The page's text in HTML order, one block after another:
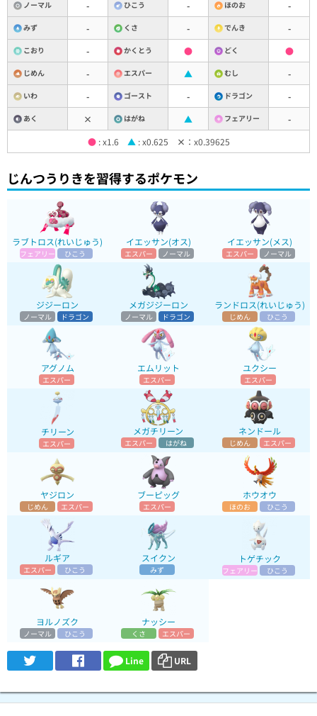
ノーマル - ひこう - ほのお -
みず - くさ - でんき -
こおり - かくとう ● どく ●
じめん - エスパー ▲ むし -
いわ - ゴースト - ドラゴン -
あく × はがね ▲ フェアリー
-
●: x1.6 ▲ : x0.625 × ：x0.39625
じんつうりきを習得するポケモン
ラブトロス(れいじゅう)
フェアリー ひこう
イエッサン(オス)
エスパー ノーマル
イエッサン(メス)
エスパー ノーマル
ジジーロン
ノーマル ドラゴン
メガジジーロン
ノーマル ドラゴン
ランドロス(れいじゅう)
じめん ひこう
アグノム
エスパー
エムリット
エスパー
ユクシー
エスパー
チリーン
エスパー
メガチリーン
エスパー はがね
ネンドール
じめん エスパー
ヤジロン
じめん エスパー
ブーピッグ
エスパー
ホウオウ
ほのお ひこう
ルギア
エスパー ひこう
スイクン
みず
トゲチック
フェアリー ひこう
ヨルノズク
ノーマル ひこう
ナッシー
くさ エスパー
Line URL